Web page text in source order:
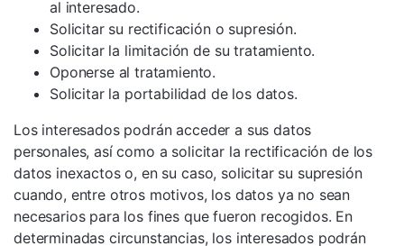
al interesado.
Solicitar su rectificación o supresión.
Solicitar la limitación de su tratamiento.
Oponerse al tratamiento.
Solicitar la portabilidad de los datos.
Los interesados podrán acceder a sus datos
personales, así como a solicitar la rectificación de los
datos inexactos o, en su caso, solicitar su supresión
cuando, entre otros motivos, los datos ya no sean
necesarios para los fines que fueron recogidos. En
determinadas circunstancias, los interesados podrán